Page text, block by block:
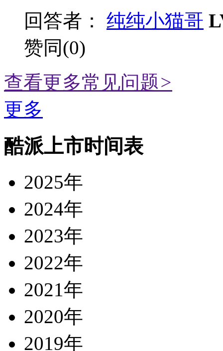
回答者： 纯纯小猫哥
赞同(0)
查看更多常见问题>
更多
酷派上市时间表
2025年
2024年
2023年
2022年
2021年
2020年
2019年